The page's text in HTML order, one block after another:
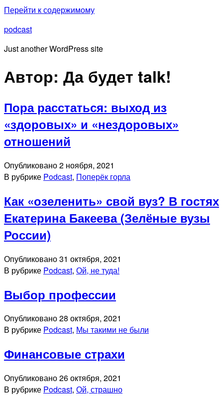
Перейти к содержимому
podcast
Just another WordPress site
Автор: Да будет talk!
Пора расстаться: выход из
«здоровых» и «нездоровых»
отношений
Опубликовано2 ноября, 2021
В рубрике Podcast, Поперёк горла
Как «озеленить» свой вуз? В гостях
Екатерина Бакеева (Зелёные вузы
России)
Опубликовано31 октября, 2021
В рубрике Podcast, Ой, не туда!
Выбор профессии
Опубликовано28 октября, 2021
В рубрике Podcast, Мы такими не были
Финансовые страхи
Опубликовано26 октября, 2021
В рубрике Podcast, Ой, страшно